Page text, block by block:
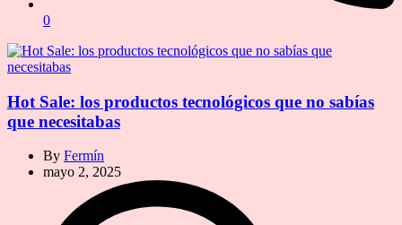
0
Hot Sale: los productos tecnológicos que no sabías
que necesitabas
By Fermín
mayo 2, 2025